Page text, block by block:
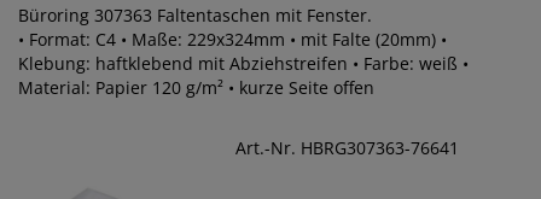
Büroring 307363 Faltentaschen mit Fenster.
• Format: C4 • Maße: 229x324mm • mit Falte (20mm) •
Klebung: haftklebend mit Abziehstreifen • Farbe: weiß •
Material: Papier 120 g/m² • kurze Seite offen
Art.-Nr. HBRG307363-76641